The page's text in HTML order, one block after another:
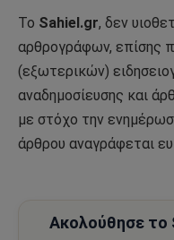
Το Sahiel.gr, δεν
αρθρογράφων, επίσης
(εξωτερικών)
αναδημοσίευσης και
με στόχο την
άρθρου αναγράφεται
Ακολούθησε το